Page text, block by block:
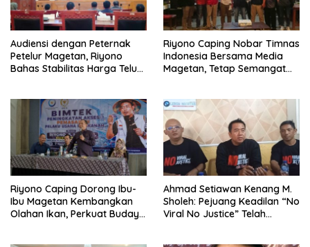
Audiensi dengan Peternak
Petelur Magetan, Riyono
Bahas Stabilitas Harga Telur
Riyono Caping Nobar Timnas
Indonesia Bersama Media
Magetan, Tetap Semangat
Riyono Caping Dorong Ibu-
Ibu Magetan Kembangkan
Olahan Ikan, Perkuat Budaya
Ahmad Setiawan Kenang M.
Sholeh: Pejuang Keadilan “No
Viral No Justice” Telah